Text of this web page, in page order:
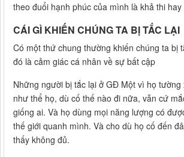
theo đuổi hạnh phúc của mình là khả thi hay
CÁI GÌ KHIẾN CHÚNG TA BỊ TẮC LẠI
Có một thứ chung thường khiến chúng ta bị
đó là cảm giác cá nhân về sự bất cập
Những người bị tắc lại ở GĐ Một vì họ tường
như thể họ, dù cố thế nào đi nữa, vẫn cứ
giống ai. Và họ dùng mọi năng lượng có
thế giới quanh mình. Và cho dù họ cố đến
thấy không đủ.